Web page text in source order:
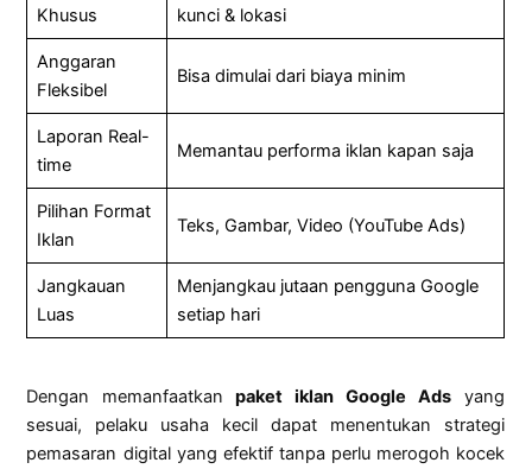
Khusus
kunci & lokasi
Anggaran
Fleksibel
Bisa dimulai dari biaya minim
Laporan Real-
time
Memantau performa iklan kapan saja
Pilihan Format
Iklan
Teks, Gambar, Video (YouTube Ads)
Jangkauan
Luas
Menjangkau jutaan pengguna Google
setiap hari
Dengan memanfaatkanpaket iklan Google Ads yang
sesuai, pelaku usaha kecil dapat menentukan strategi
pemasaran digital yang efektif tanpa perlu merogoh kocek